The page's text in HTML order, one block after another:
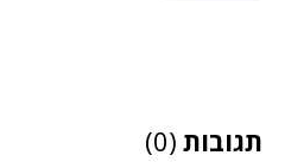
תגובות (0)